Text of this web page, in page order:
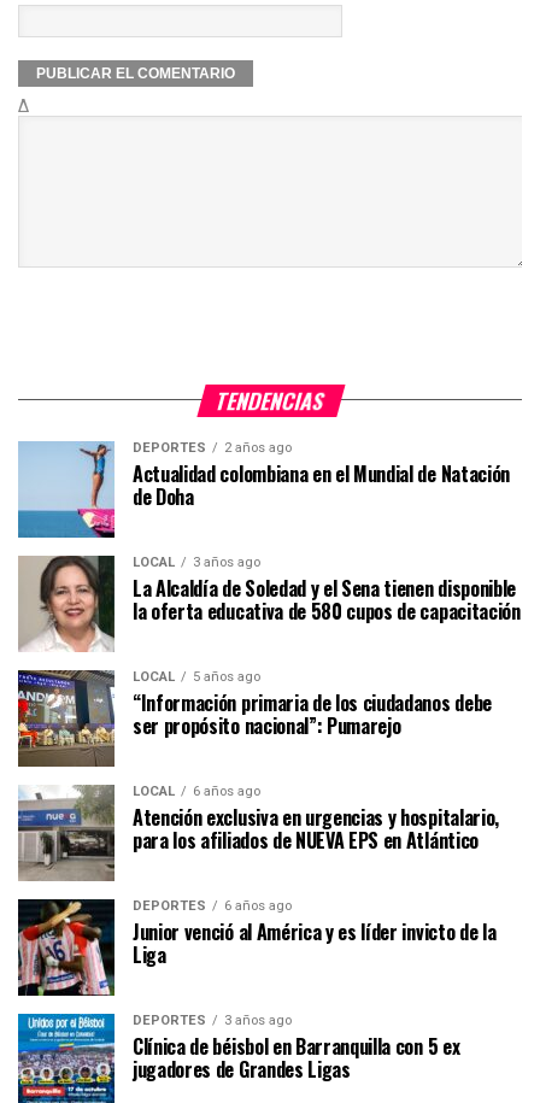
Δ
TENDENCIAS
DEPORTES 2 años ago
Actualidad colombiana en el Mundial de Natación
de Doha
LOCAL 3 años ago
La Alcaldía de Soledad y el Sena tienen disponible
la oferta educativa de 580 cupos de capacitación
LOCAL 5 años ago
“Información primaria de los ciudadanos debe
ser propósito nacional”: Pumarejo
LOCAL 6 años ago
Atención exclusiva en urgencias y hospitalario,
para los afiliados de NUEVA EPS en Atlántico
DEPORTES 6 años ago
Junior venció al América y es líder invicto de la
Liga
DEPORTES 3 años ago
Clínica de béisbol en Barranquilla con 5 ex
jugadores de Grandes Ligas